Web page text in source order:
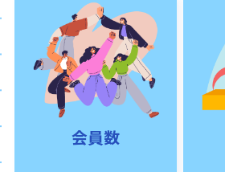
会員数